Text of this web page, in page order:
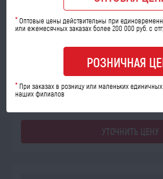
ПОД ЗАКАЗ
Фильтр воздушный CF710 (эл.без.) К-З
Код товара: 64020
УТОЧНИТЬ ЦЕНУ
*Оптовые цены действительны при
или ежемесячных заказах более 200 000 руб. с
РОЗНИЧНАЯ
* При заказах в розницу или маленьких единичных
наших филиалов